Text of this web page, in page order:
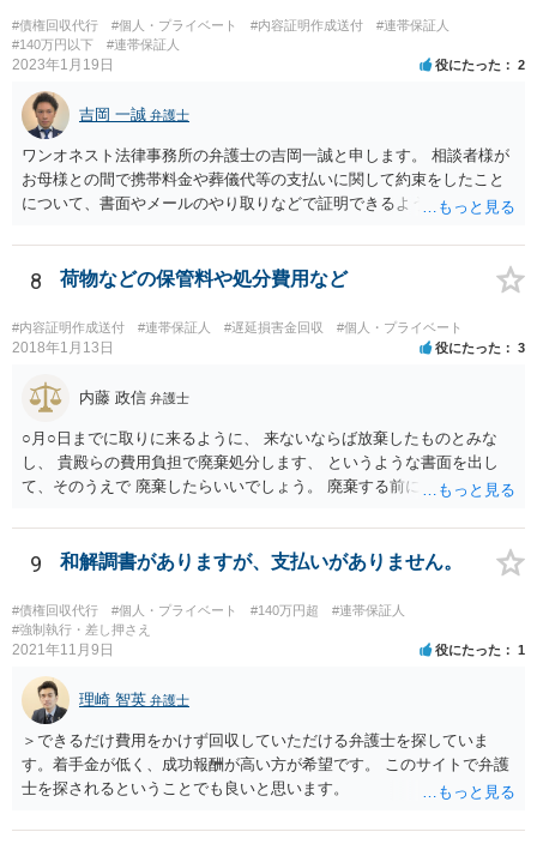
#債権回収代行 #個人・プライベート #内容証明作成送付
#連帯保証人
#140万円以下
#連帯保証人
2023年1月19日 役にたった 2
吉岡 一誠 弁護士
ワンオネスト法律事務所の弁護士の吉岡一誠と申します。 相談者様が
お母様との間で携帯料金や葬儀代等の支払いに関して約束をしたこと
について、書面やメールのやり取りなどで証明できるようであれば、
の資力が乏しいとなると、判決が下りても実際に回収することができ
ない可能性があるため、不定期でも少しずつでも返済があるようであ
てもらう方が良いかもしれません。 なお、保証人欄の無断署名の件
は、お母様に注意するしかないですが、お母様が勝手に署名した場合
求が来た場合は支払いを拒否できます。
8 荷物などの保管料や処分費用など
#内容証明作成送付 #連帯保証人 #遅延損害金回収 #個人・プライベート
2018年1月13日 役にたった 3
内藤 政信 弁護士
○月○日までに取りに来るように、 来ないならば放棄したものとみな
し、 貴殿らの費用負担で廃棄処分します、 というような書面を出し
て、そのうえで 廃棄したらいいでしょう。 廃棄する前に、写真をとっ
9 和解調書がありますが、支払いがありません。
#債権回収代行 #個人・プライベート #140万円超
#連帯保証人
#強制執行・差し押さえ
2021年11月9日 役にたった 1
理崎 智英 弁護士
＞できるだけ費用をかけず回収していただける弁護士を探していま
す。着手金が低く、成功報酬が高い方が希望です。 このサイトで弁護
士を探されるということでも良いと思います。